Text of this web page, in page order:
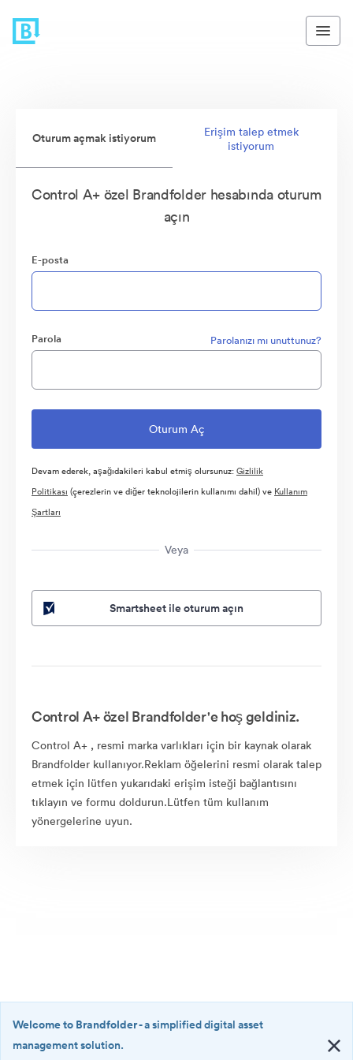
Oturum açmak istiyorum
Erişim talep etmek
istiyorum
Control A+ özel Brandfolder hesabında oturum
açın
E-posta
Parola Parolanızı mı unuttunuz?
Devam ederek, aşağıdakileri kabul etmiş olursunuz:Gizlilik
Politikası (çerezlerin ve diğer teknolojilerin kullanımı dahil) ve Kullanım
Şartları
Veya
Smartsheet ile oturum açın
Control A+ özel Brandfolder'e hoş geldiniz.
Control A+ , resmi marka varlıkları için bir kaynak olarak
Brandfolder kullanıyor.Reklam öğelerini resmi olarak talep
etmek için lütfen yukarıdaki erişim isteği bağlantısını
tıklayın ve formu doldurun.Lütfen tüm kullanım
yönergelerine uyun.
Welcome to Brandfolder- a simplified digital asset
management solution.